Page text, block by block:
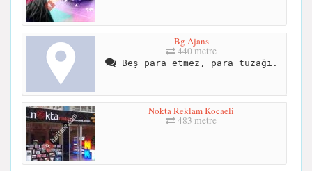
Bg Ajans
440 metre
Beş para etmez, para tuzağı.
Nokta Reklam Kocaeli
483 metre